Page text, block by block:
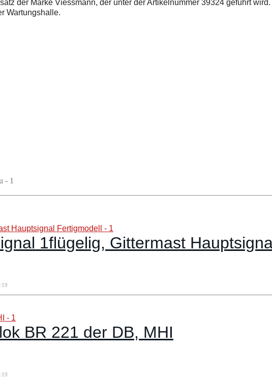
der Marke Viessmann, der unter der Artikelnummer 39324 geführt
Wartungshalle.
1flügelig, Gittermast
BR 221 der DB, MHI